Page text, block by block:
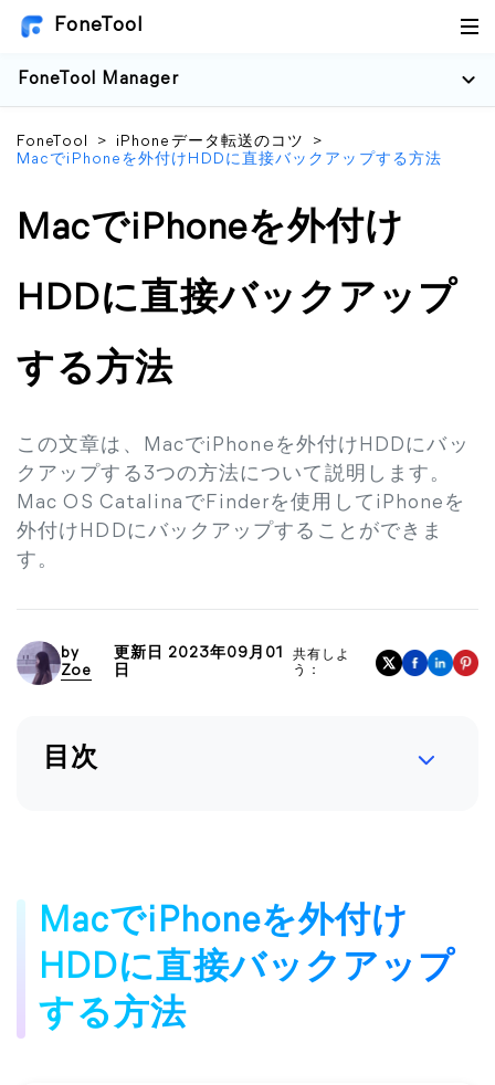
FoneTool
FoneTool Manager
FoneTool > iPhoneデータ転送のコツ
>
MacでiPhoneを外付けHDDに直接バックアップする方法
MacでiPhoneを外付け
HDDに直接バックアップ
する方法
この文章は、MacでiPhoneを外付けHDDにバッ
クアップする3つの方法について説明します。
Mac OS CatalinaでFinderを使用してiPhoneを
外付けHDDにバックアップすることができま
す。
by
Zoe
更新日 2023年09月01
日
共有しよ
う：
目次
MacでiPhoneを外付け
HDDに直接バックアップ
する方法